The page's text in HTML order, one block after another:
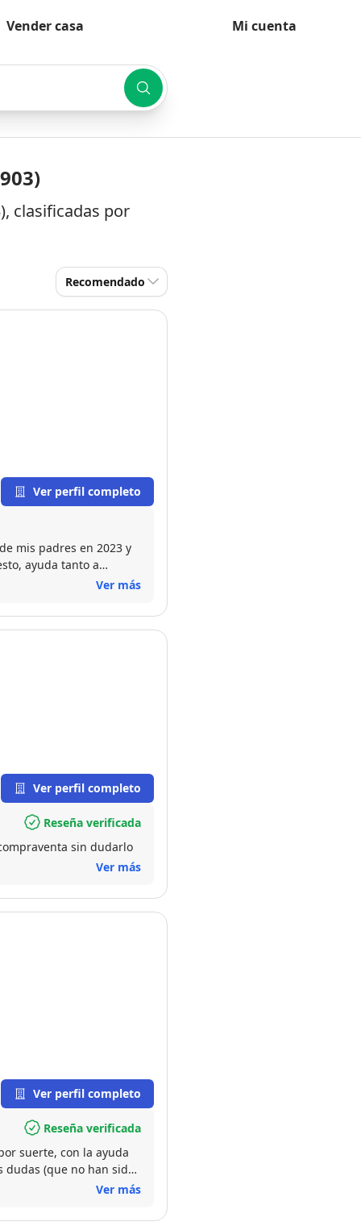
Vender casa Mi cuenta
clasificadas por
Recomendado
Ver perfil completo
mis padres en 2023 y
ayuda tanto a
llegue a buen término.
Ver más
Ver perfil completo
Reseña verificada
sin dudarlo
Ver más
Ver perfil completo
Reseña verificada
suerte, con la ayuda
dudas (que no han sido
han podido ir
Ver más